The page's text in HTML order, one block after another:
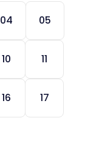
04 05
10 11
16 17